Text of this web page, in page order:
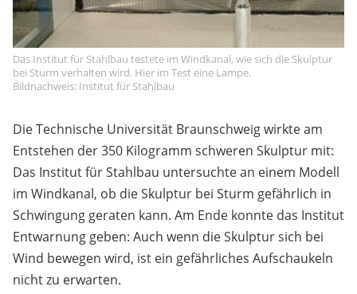
Das Institut für Stahlbau testete im Windkanal, wie sich die Skulptur
bei Sturm verhalten wird. Hier im Test eine Lampe.
Bildnachweis: Institut für Stahlbau
Die Technische Universität Braunschweig wirkte am
Entstehen der 350 Kilogramm schweren Skulptur mit:
Das Institut für Stahlbau untersuchte an einem Modell
im Windkanal, ob die Skulptur bei Sturm gefährlich in
Schwingung geraten kann. Am Ende konnte das Institut
Entwarnung geben: Auch wenn die Skulptur sich bei
Wind bewegen wird, ist ein gefährliches Aufschaukeln
nicht zu erwarten.